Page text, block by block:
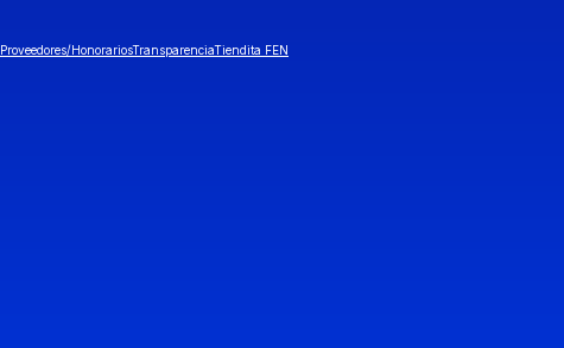
Proveedores/HonorariosTransparenciaTiendita FEN